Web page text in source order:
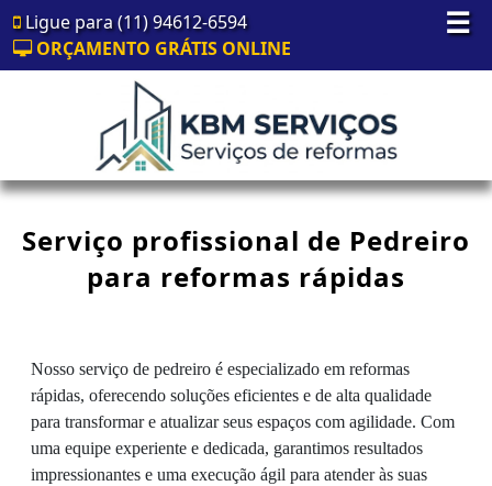
☰
Ligue para (11) 94612-6594
ORÇAMENTO GRÁTIS ONLINE
Serviço profissional de Pedreiro
para reformas rápidas
Nosso serviço de pedreiro é especializado em reformas
rápidas, oferecendo soluções eficientes e de alta qualidade
para transformar e atualizar seus espaços com agilidade. Com
uma equipe experiente e dedicada, garantimos resultados
impressionantes e uma execução ágil para atender às suas